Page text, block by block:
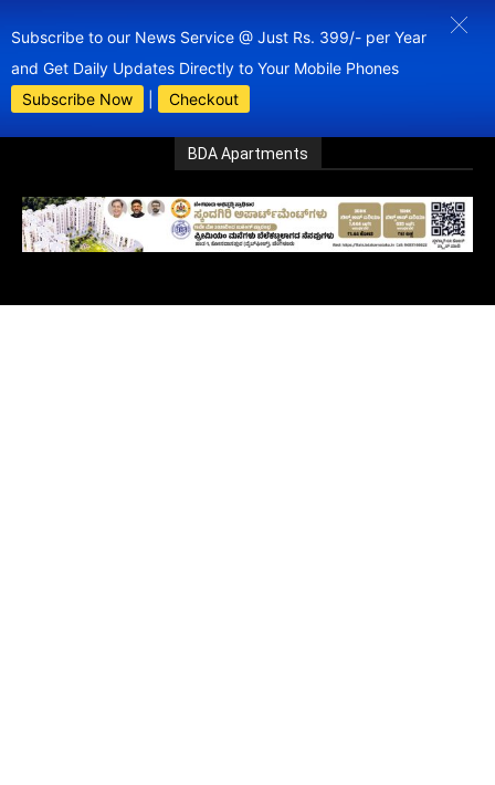
Subscribe to our News Service @ Just Rs. 399/- per Year
and Get Daily Updates Directly to Your Mobile Phones
Subscribe Now
Checkout
BDA Apartments